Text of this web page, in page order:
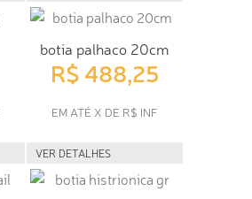
botia palhaco 20cm
R$ 488,25
EM ATÉ X DE R$ INF
VER DETALHES